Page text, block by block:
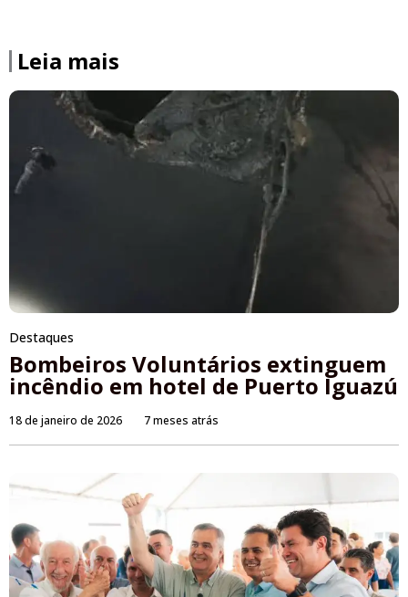
Leia mais
Destaques
Bombeiros Voluntários extinguem
incêndio em hotel de Puerto Iguazú
18 de janeiro de 2026 7 meses atrás